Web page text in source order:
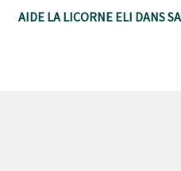
AIDE LA LICORNE ELI DANS